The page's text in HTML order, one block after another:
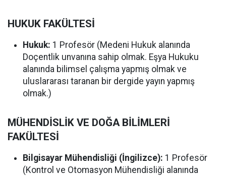
HUKUK FAKÜLTESİ
Hukuk: 1 Profesör (Medeni Hukuk alanında
Doçentlik unvanına sahip olmak. Eşya Hukuku
alanında bilimsel çalışma yapmış olmak ve
uluslararası taranan bir dergide yayın yapmış
olmak.)
MÜHENDİSLİK VE DOĞA BİLİMLERİ
FAKÜLTESİ
Bilgisayar Mühendisliği (İngilizce): 1 Profesör
(Kontrol ve Otomasyon Mühendisliği alanında